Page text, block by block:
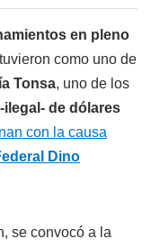
en pleno
como uno de
Tonsa, uno de los
ilegal- de dólares
con la causa
Dino
se convocó a la